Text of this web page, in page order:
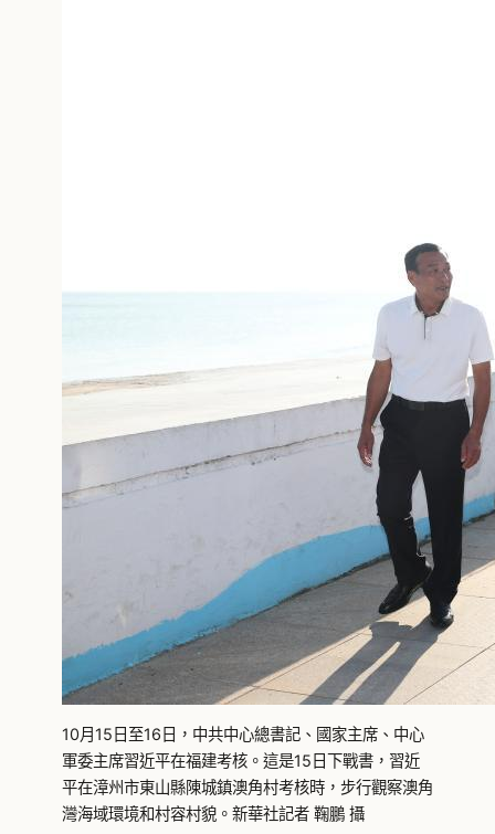
10月15日至16日，中共中心總書記、國家主席、中心
軍委主席習近平在福建考核。這是15日下戰書，習近
平在漳州市東山縣陳城鎮澳角村考核時，步行觀察澳角
灣海域環境和村容村貌。新華社記者 鞠鵬 攝